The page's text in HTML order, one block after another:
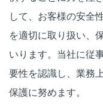
して、お客様の安全
を適切に取り扱い、
いります。当社に従
要性を認識し、業務
保護に努めます。